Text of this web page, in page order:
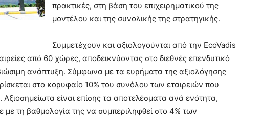
πρακτικές, στη βάση του επιχειρηματικού της
μοντέλου και της συνολικής της στρατηγικής.
Συμμετέχουν και αξιολογούνται από την EcoVadis
από 60 χώρες, αποδεικνύοντας στο διεθνές επενδυτικό
ανάπτυξη. Σύμφωνα με τα ευρήματα της αξιολόγησης
στο κορυφαίο 10% του συνόλου των εταιρειών που
είναι επίσης τα αποτελέσματα ανά ενότητα,
τη βαθμολογία της να συμπεριληφθεί στο 4% των